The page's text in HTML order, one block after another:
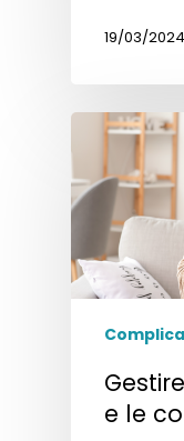
19/03/2024
e le